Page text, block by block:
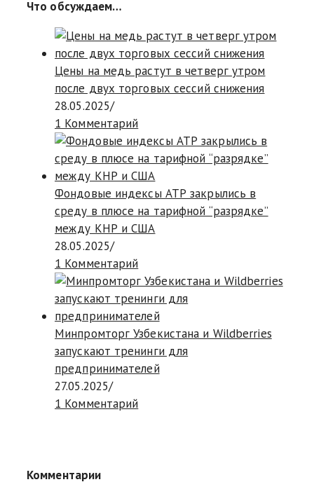
Что обсуждаем…
Цены на медь растут в четверг утром
после двух торговых сессий снижения
28.05.2025/
1 Комментарий
Фондовые индексы АТР закрылись в
среду в плюсе на тарифной “разрядке”
между КНР и США
28.05.2025/
1 Комментарий
Минпромторг Узбекистана и Wildberries
запускают тренинги для
предпринимателей
27.05.2025/
1 Комментарий
Комментарии